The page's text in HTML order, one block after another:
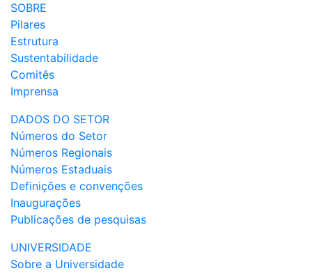
SOBRE
Pilares
Estrutura
Sustentabilidade
Comitês
Imprensa
DADOS DO SETOR
Números do Setor
Números Regionais
Números Estaduais
Definições e convenções
Inaugurações
Publicações de pesquisas
UNIVERSIDADE
Sobre a Universidade